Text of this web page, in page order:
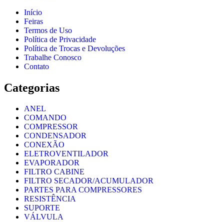
Início
Feiras
Termos de Uso
Política de Privacidade
Política de Trocas e Devoluções
Trabalhe Conosco
Contato
Categorias
ANEL
COMANDO
COMPRESSOR
CONDENSADOR
CONEXÃO
ELETROVENTILADOR
EVAPORADOR
FILTRO CABINE
FILTRO SECADOR/ACUMULADOR
PARTES PARA COMPRESSORES
RESISTÊNCIA
SUPORTE
VÁLVULA